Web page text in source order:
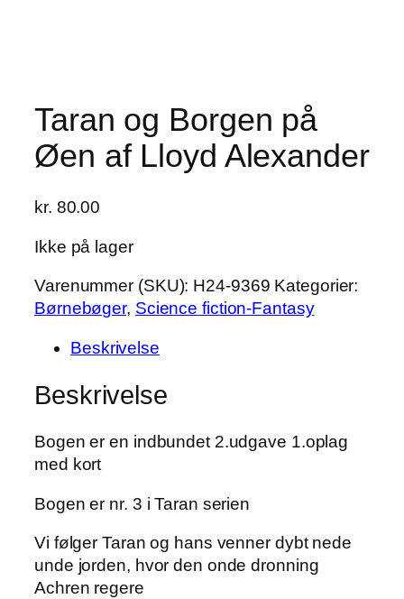
Taran og Borgen på
Øen af Lloyd Alexander
kr. 80.00
Ikke på lager
Varenummer (SKU): H24-9369 Kategorier:
Børnebøger, Science fiction-Fantasy
Beskrivelse
Beskrivelse
Bogen er en indbundet 2.udgave 1.oplag
med kort
Bogen er nr. 3 i Taran serien
Vi følger Taran og hans venner dybt nede
unde jorden, hvor den onde dronning
Achren regere